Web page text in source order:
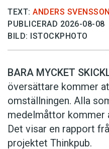
TEXT: ANDERS SVENSSON
PUBLICERAD 2026-08-08
BILD: ISTOCKPHOTO
BARA MYCKET
översättare ­kommer
omställningen. Alla
medelmåttor kommer
Det visar en rapport
projektet Thinkpub.